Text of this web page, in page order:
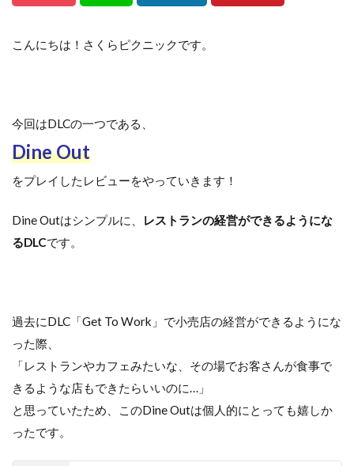
こんにちは！さくらピクニックです。
今回はDLCの一つである、
Dine Out
をプレイしたレビューをやっていきます！
Dine Outはシンプルに、
レストランの経営ができるようにな
るDLCです。
過去にDLC「Get To Work」で小売店の経営ができるようにな
った際、
「レストランやカフェみたいな、その場でお客さんが食事で
きるような店もできたらいいのに…」
と思っていたため、このDine Outは個人的にとっても嬉しか
ったです。